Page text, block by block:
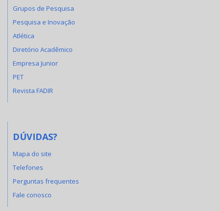
Grupos de Pesquisa
Pesquisa e Inovação
Atlética
Diretório Acadêmico
Empresa Junior
PET
Revista FADIR
DÚVIDAS?
Mapa do site
Telefones
Perguntas frequentes
Fale conosco